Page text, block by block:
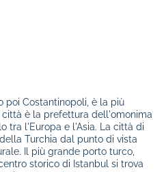
poi Costantinopoli, è la più
è la prefettura dell'omonima
tra l'Europa e l'Asia. La città di
Turchia dal punto di vista
Il più grande porto turco,
storico di Istanbul si trova